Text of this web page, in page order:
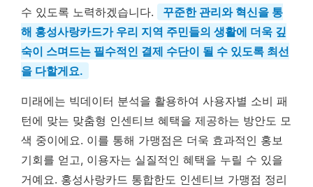
수 있도록 노력하겠습니다.
꾸준한 관리와 혁신을 통
해 홍성사랑카드가 우리 지역 주민들의 생활에 더욱 깊
숙이 스며드는 필수적인 결제 수단이 될 수 있도록 최선
을 다할게요.
미래에는 빅데이터 분석을 활용하여 사용자별 소비 패
턴에 맞는 맞춤형 인센티브 혜택을 제공하는 방안도 모
색 중이에요. 이를 통해 가맹점은 더욱 효과적인 홍보
기회를 얻고, 이용자는 실질적인 혜택을 누릴 수 있을
거예요. 홍성사랑카드 통합한도 인센티브 가맹점 정리